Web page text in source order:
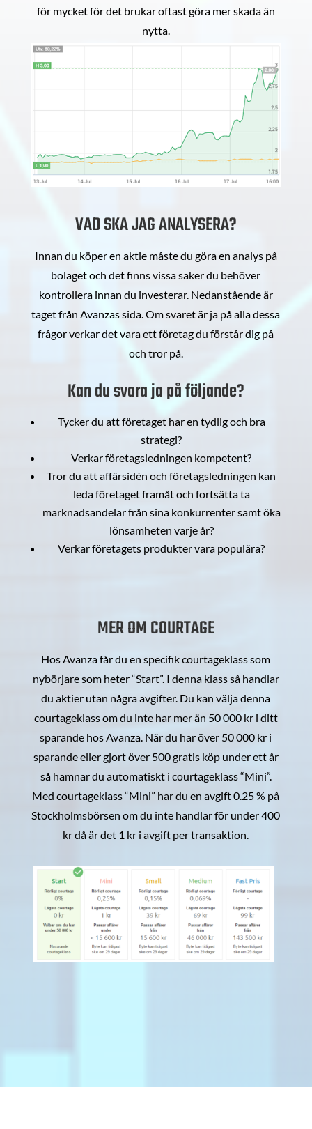
för mycket för det brukar oftast göra mer skada än
nytta.
VAD SKA JAG ANALYSERA?
Innan du köper en aktie måste du göra en analys på
bolaget och det finns vissa saker du behöver
kontrollera innan du investerar. Nedanstående är
taget från Avanzas sida. Om svaret är ja på alla dessa
frågor verkar det vara ett företag du förstår dig på
och tror på.
Kan du svara ja på följande?
Tycker du att företaget har en tydlig och bra
strategi?
Verkar företagsledningen kompetent?
Tror du att affärsidén och företagsledningen kan
leda företaget framåt och fortsätta ta
marknadsandelar från sina konkurrenter samt öka
lönsamheten varje år?
Verkar företagets produkter vara populära?
MER OM COURTAGE
Hos Avanza får du en specifik courtageklass som
nybörjare som heter “Start”. I denna klass så handlar
du aktier utan några avgifter. Du kan välja denna
courtageklass om du inte har mer än 50 000 kr i ditt
sparande hos Avanza. När du har över 50 000 kr i
sparande eller gjort över 500 gratis köp under ett år
så hamnar du automatiskt i courtageklass “Mini”.
Med courtageklass “Mini” har du en avgift 0.25 % på
Stockholmsbörsen om du inte handlar för under 400
kr då är det 1 kr i avgift per transaktion.